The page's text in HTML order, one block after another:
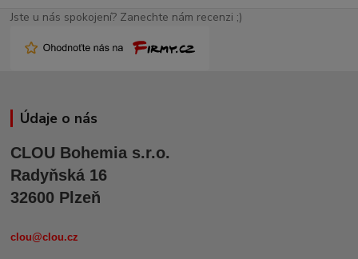
Jste u nás spokojení? Zanechte nám recenzi ;)
Údaje o nás
CLOU Bohemia s.r.o.
Radyňská 16
32600 Plzeň
clou@clou.cz